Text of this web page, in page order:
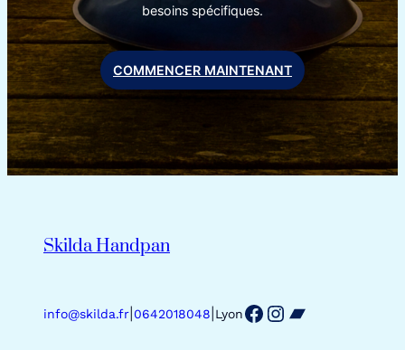
besoins spécifiques.
COMMENCER MAINTENANT
Skilda Handpan
info@skilda.fr 0642018048 LyonFacebook Instagram Bandcamp